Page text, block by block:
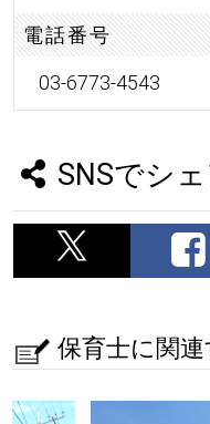
電話番号
03-6773-4543
SNSでシ
保育士に関